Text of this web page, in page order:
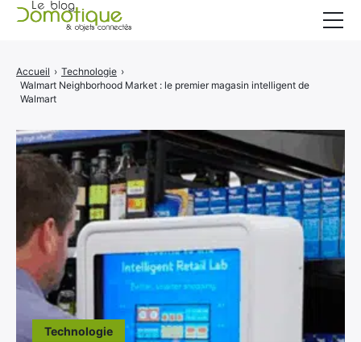
Technologie
Accueil › Technologie ›
Walmart Neighborhood Market : le premier magasin intelligent de
Walmart
Catégories
CONTACT